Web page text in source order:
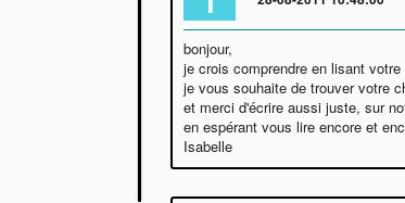
bonjour,
je crois comprendre en lisant
je vous souhaite de trouver votre
et merci d'écrire aussi juste, sur
en espérant vous lire encore et
Isabelle